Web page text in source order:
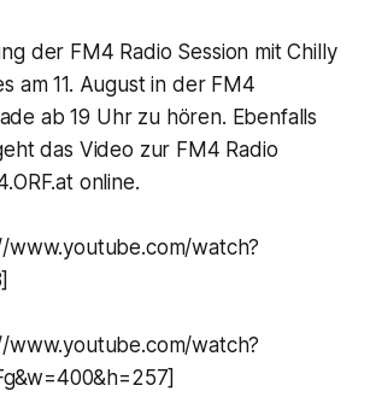
der FM4 Radio Session mit Chilly
am 11. August in der FM4
ab 19 Uhr zu hören. Ebenfalls
das Video zur FM4 Radio
online.
www.youtube.com/watch?
www.youtube.com/watch?